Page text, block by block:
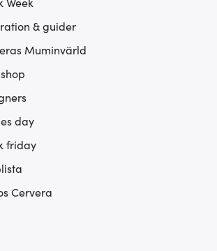
& guider
Muminvärld
day
friday
Cervera